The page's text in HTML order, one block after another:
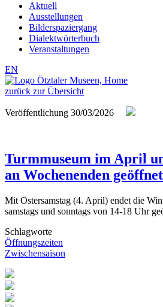
Aktuell
Ausstellungen
Bilderspaziergang
Dialektwörterbuch
Veranstaltungen
EN
zurück zur Übersicht
Veröffentlichung 30/03/2026
Turmmuseum im April
an Wochenenden geöffnet
Mit Ostersamstag (4. April) endet die
samstags und sonntags von 14-18 Uhr
Schlagworte
Öffnungszeiten
Zwischensaison